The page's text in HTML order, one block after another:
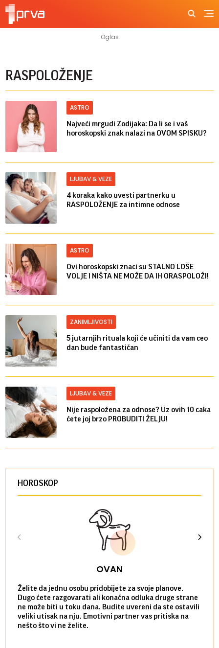
RASPOLOŽENJE
ASTRO
Najveći mrgudi Zodijaka: Da li se i vaš
horoskopski znak nalazi na OVOM SPISKU?
LJUBAV & VEZE
4 koraka kako uvesti partnerku u
RASPOLOŽENJE za intimne odnose
ASTRO
Ovi horoskopski znaci su STALNO LOŠE
VOLJE I NIŠTA NE MOŽE DA IH ORASPOLOŽI!
ZANIMLJIVOSTI
5 jutarnjih rituala koji će učiniti da vam ceo
dan bude fantastičan
LJUBAV & VEZE
Nije raspoložena za odnose? Uz ovih 10 caka
ćete joj brzo PROBUDITI ŽELJU!
HOROSKOP
OVAN
Želite da jednu osobu pridobijete za svoje planove.
Dugo ćete razgovarati ali konačna odluka druge strane
ne može biti u toku dana. Budite uvereni da ste ostavili
veliki utisak na nju. Emotivni partner vas pritiska na
nešto što vi ne želite.